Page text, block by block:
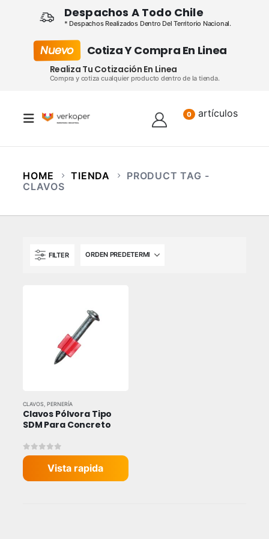
Despachos A Todo Chile
* Despachos Realizados Dentro Del Territorio Nacional.
Nuevo Cotiza Y Compra En Linea
Realiza Tu Cotización En Linea
Compra y cotiza cualquier producto dentro de la tienda.
0 artículos
HOME TIENDA
PRODUCT TAG -
CLAVOS
FILTER
CLAVOS PERNERÍA
Clavos Pólvora Tipo
SDM Para Concreto
0out of 5
Vista rapida